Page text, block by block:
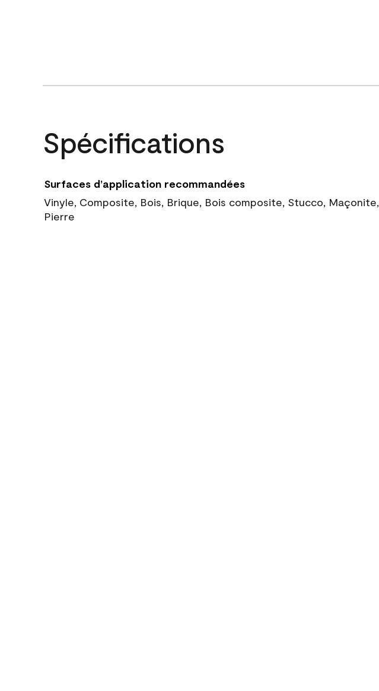
Spécifications
Surfaces d’application recommandées
Vinyle, Composite, Bois, Brique, Bois composite, Stucco, Maçonite,
Pierre